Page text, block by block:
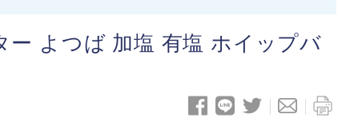
よつば 加塩 有塩 ホイップバ